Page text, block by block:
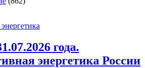
года.
энергетика России